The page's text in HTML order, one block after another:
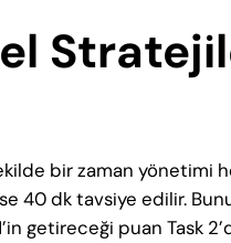
bir zaman yönetimi
40 dk tavsiye edilir.
getireceği puan Task